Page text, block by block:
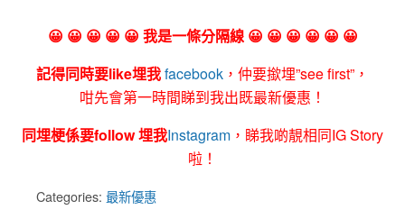
😀 😀 😀 😀 😀 我是一條分隔線 😀 😀 😀 😀 😀 😀
記得同時要like埋我facebook ，仲要撳埋”see first”，
咁先會第一時間睇到我出既最新優惠！
同埋梗係要follow 埋我Instagram ，睇我啲靚相同IG Story
啦！
Categories: 最新優惠